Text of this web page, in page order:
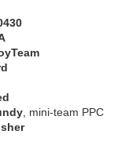
, mini-team PPC